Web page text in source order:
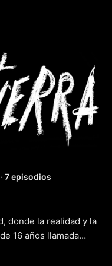
· 7 episodios
donde la realidad y la
16 años llamada
En 2018,